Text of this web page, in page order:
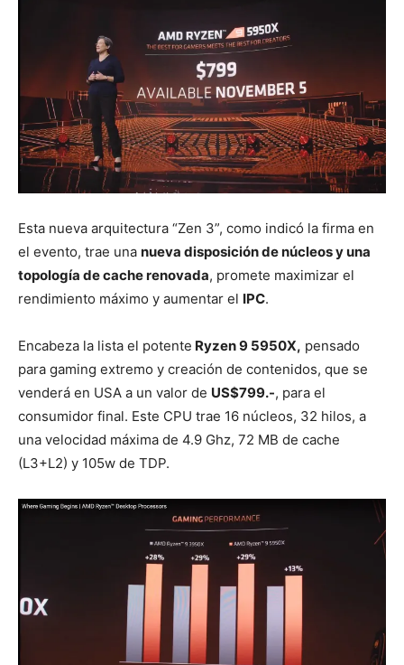
Esta nueva arquitectura “Zen 3”, como indicó la firma en
el evento, trae una nueva disposición de núcleos y una
topología de cache renovada, promete maximizar el
rendimiento máximo y aumentar el IPC.
Encabeza la lista el potente Ryzen 9 5950X, pensado
para gaming extremo y creación de contenidos, que se
venderá en USA a un valor de US$799.-, para el
consumidor final. Este CPU trae 16 núcleos, 32 hilos, a
una velocidad máxima de 4.9 Ghz, 72 MB de cache
(L3+L2) y 105w de TDP.